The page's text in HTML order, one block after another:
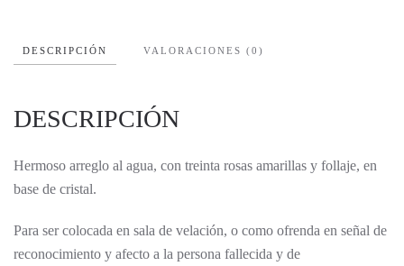
DESCRIPCIÓN VALORACIONES (0)
DESCRIPCIÓN
Hermoso arreglo al agua, con treinta rosas amarillas y follaje, en
base de cristal.
Para ser colocada en sala de velación, o como ofrenda en señal de
reconocimiento y afecto a la persona fallecida y de